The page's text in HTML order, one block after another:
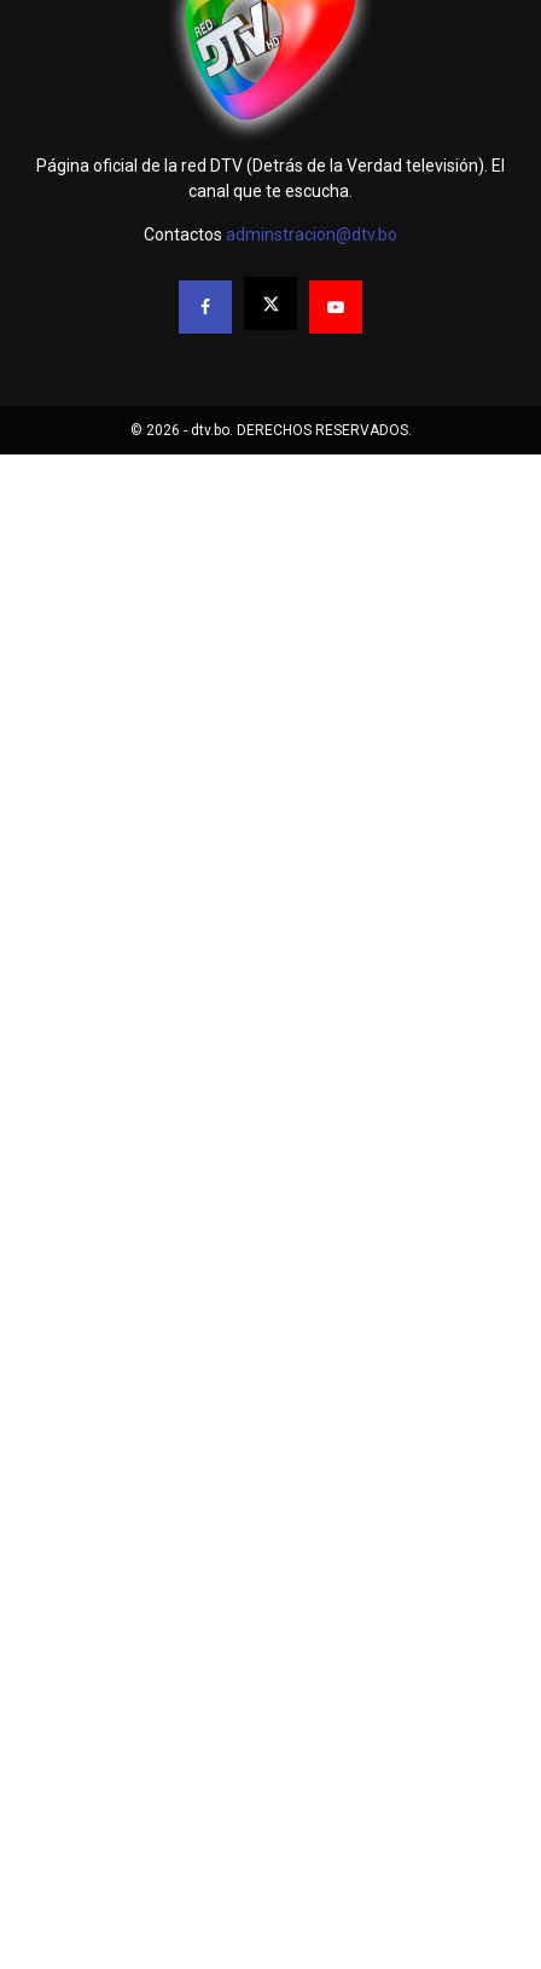
Página oficial de la red DTV (Detrás de la Verdad televisión). El
canal que te escucha.
Contactos adminstracion@dtv.bo
© 2026 - dtv.bo. DERECHOS RESERVADOS.